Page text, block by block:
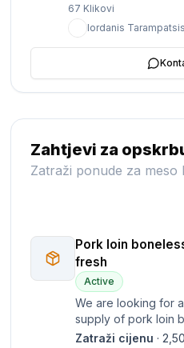
67 Klikovi
Iordanis Tarampatsis
Zahtjevi za
Zatraži ponude za meso
Pork loin
fresh
Active
We are looking for
supply of pork loin
Quantity desired is
Zatraži cijenu ·